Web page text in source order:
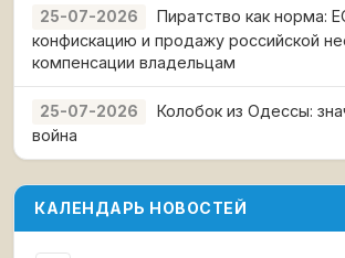
25-07-2026
Пиратство как норма:
конфискацию и продажу российской
компенсации владельцам
25-07-2026
Колобок из Одессы:
война
КАЛЕНДАРЬ НОВОСТЕЙ